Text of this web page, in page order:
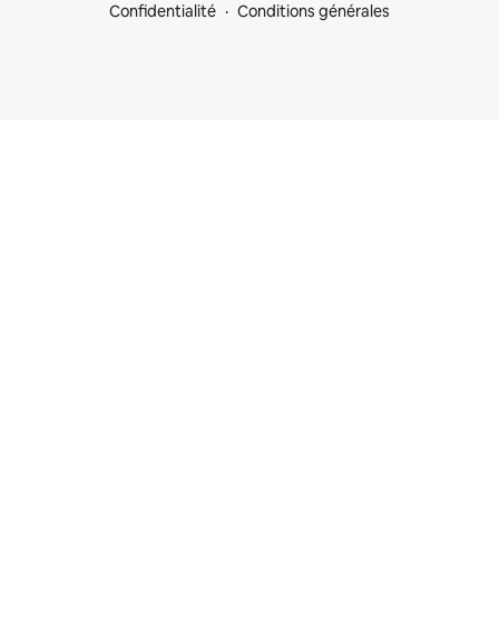
Confidentialité
Conditions générales